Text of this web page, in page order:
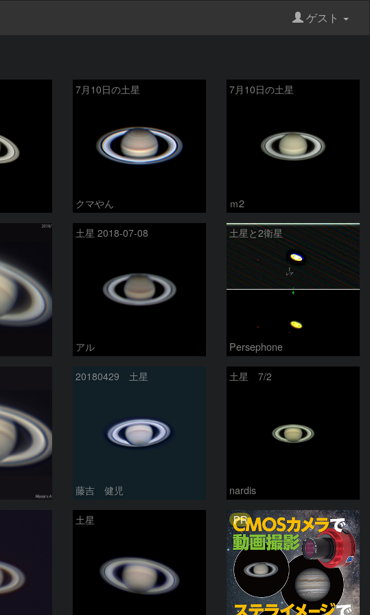
ゲスト
7月10日の土星
クマやん
7月10日の土星
ｍ2
土星 2018-07-08
アル
土星と2衛星
Persephone
20180429 土星
藤吉 健児
土星 7/2
nardis
土星 PR